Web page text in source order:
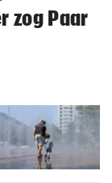
zog Paar